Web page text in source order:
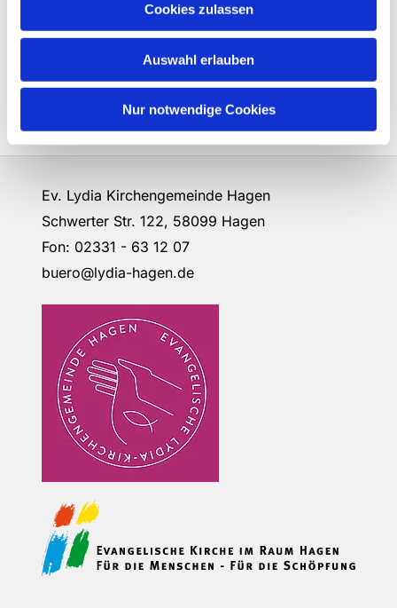
Cookies zulassen
Auswahl erlauben
Nur notwendige Cookies
Ev. Lydia Kirchengemeinde Hagen
Schwerter Str. 122, 58099 Hagen
Fon: 02331 - 63 12 07
buero@lydia-hagen.de